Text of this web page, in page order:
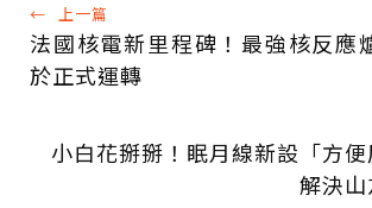
← 上一篇
法國核電新里程碑！最強核反應
於正式運轉
小白花掰掰！眠月線新設「方
解決